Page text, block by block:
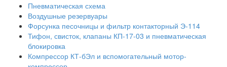
Пневматическая схема
Воздушные резервуары
Форсунка песочницы и фильтр контакторный Э-114
Тифон, свисток, клапаны КП-17-03 и пневматическая
блокировка
Компрессор КТ-бЭл и вспомогательный мотор-